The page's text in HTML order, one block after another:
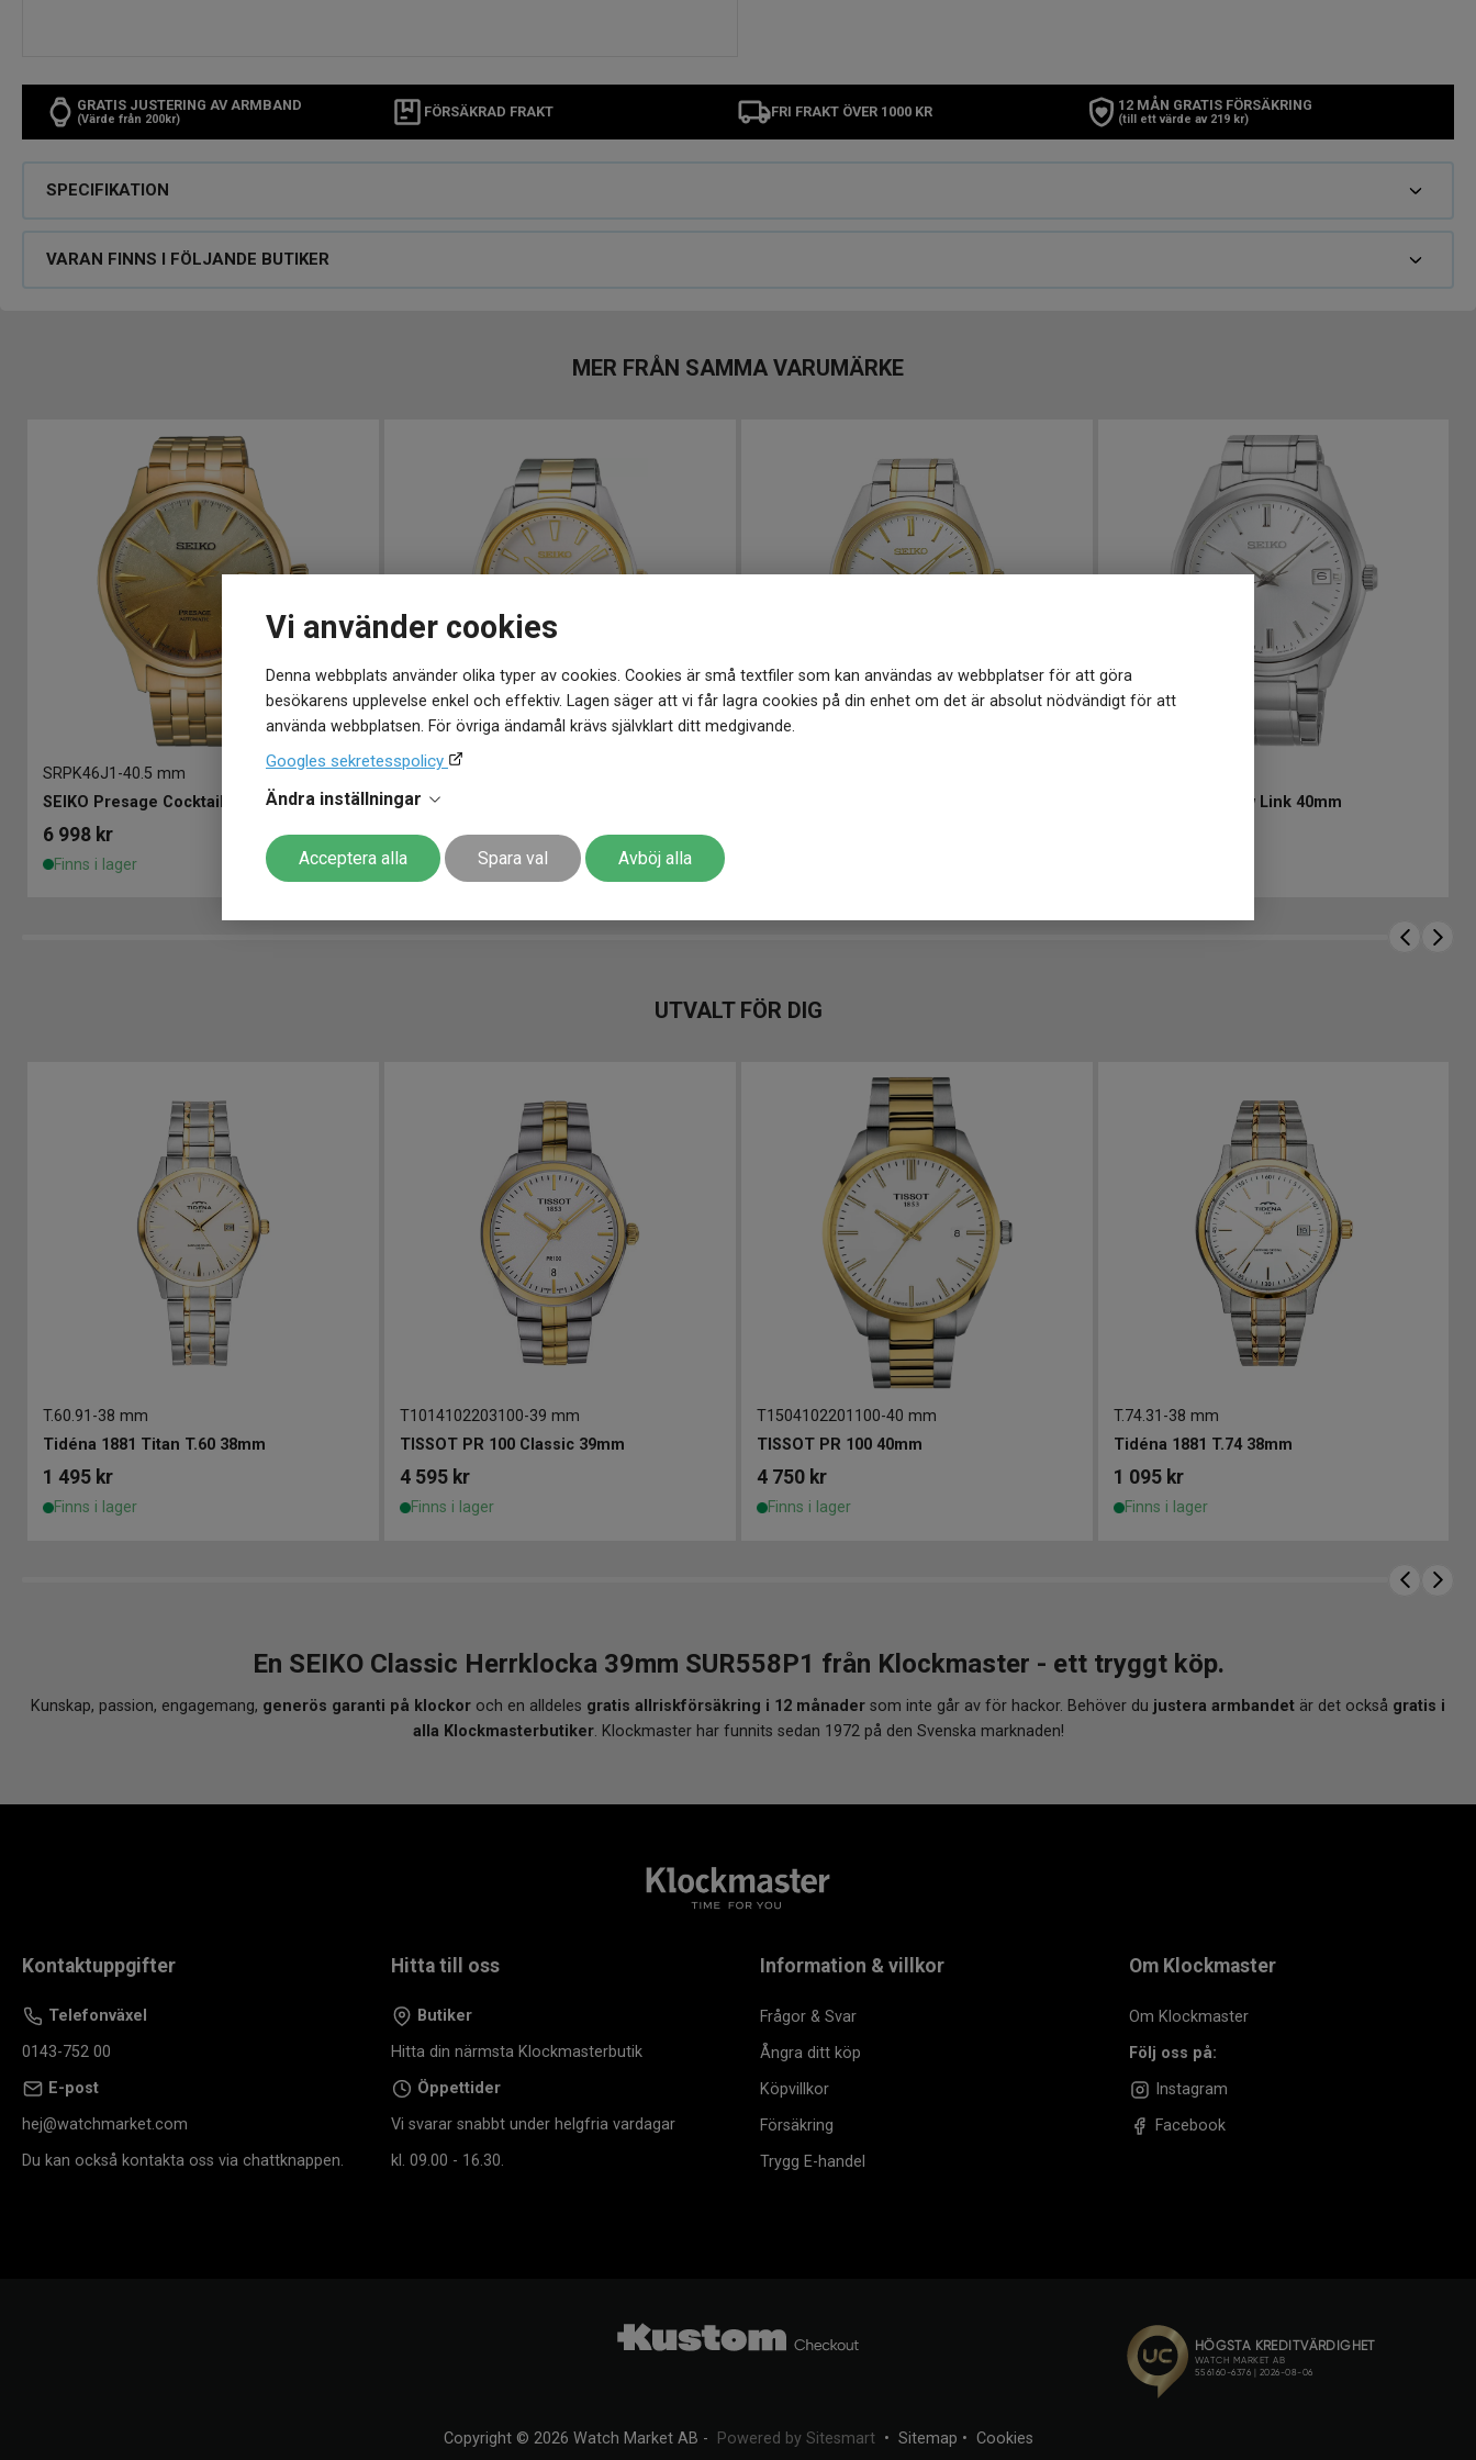
Vi använder cookies
Denna webbplats använder olika typer av cookies. Cookies är små textfiler som kan användas av webbplatser för att göra
besökarens upplevelse enkel och effektiv. Lagen säger att vi får lagra cookies på din enhet om det är absolut nödvändigt för att
använda webbplatsen. För övriga ändamål krävs självklart ditt medgivande.
Googles sekretesspolicy
Ändra inställningar
Acceptera alla Spara val Avböj alla
GRATIS JUSTERING AV ARMBAND
(Värde från 200kr) FÖRSÄKRAD FRAKT FRI FRAKT ÖVER 1000 KR 12 MÅN GRATIS FÖRSÄKRING
(till ett värde av 219 kr)
SPECIFIKATION
VARAN FINNS I FÖLJANDE BUTIKER
MER FRÅN SAMMA VARUMÄRKE
SRPK46J1 -40.5 mm
SEIKO Presage Cocktail Time 40mm
6 998 kr
Finns i lager
SUR446P1
SEIKO Classic Sapphire 40mm
3 998 kr
Finns i lager
SEIKO Classic New Link 40mm
UTVALT FÖR DIG
T.60.91 -38 mm
Tidéna 1881 Titan T.60 38mm
1 495 kr
Finns i lager
T1014102203100-39 mm
TISSOT PR 100 Classic 39mm
4 595 kr
Finns i lager
T1504102201100-40 mm
TISSOT PR 100 40mm
4 750 kr
Finns i lager
T.74.31 -38 mm
Tidéna 1881 T.74 38mm
1 095 kr
Finns i lager
En SEIKO Classic Herrklocka 39mm SUR558P1 från Klockmaster - ett tryggt köp.
Kunskap, passion, engagemang, generös garanti på klockor och en alldeles gratis allriskförsäkring i 12 månader som inte går av för hackor. Behöver du justera armbandet är det också gratis i
alla Klockmasterbutiker. Klockmaster har funnits sedan 1972 på den Svenska marknaden!
Kontaktuppgifter
Telefonväxel
0143-752 00
E-post
hej@watchmarket.com
Du kan också kontakta oss via chattknappen.
Hitta till oss
Butiker
Hitta din närmsta Klockmasterbutik
Öppettider
Vi svarar snabbt under helgfria vardagar
kl. 09.00 - 16.30.
Information & villkor
Frågor & Svar
Ångra ditt köp
Köpvillkor
Försäkring
Trygg E-handel
Om Klockmaster
Om Klockmaster
Följ oss på:
Instagram
Facebook
Copyright © 2026 Watch Market AB - Powered by Sitesmart• Sitemap • Cookies